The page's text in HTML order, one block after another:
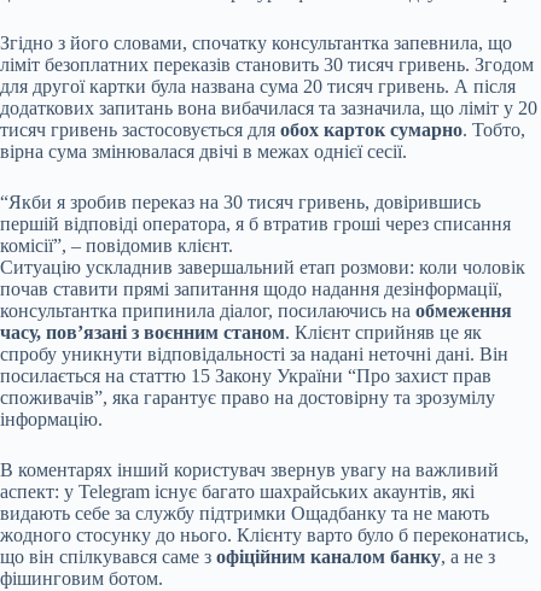
Згідно з його словами, спочатку консультантка запевнила, що
ліміт безоплатних переказів становить 30 тисяч гривень. Згодом
для другої картки була названа сума 20 тисяч гривень. А після
додаткових запитань вона вибачилася та зазначила, що ліміт у 20
тисяч гривень застосовується для обох карток сумарно. Тобто,
вірна сума змінювалася двічі в межах однієї сесії.
“Якби я зробив переказ на 30 тисяч гривень, довірившись
першій відповіді оператора, я б втратив гроші через списання
комісії”, – повідомив клієнт.
Ситуацію ускладнив завершальний етап розмови: коли чоловік
почав ставити прямі запитання щодо надання дезінформації,
консультантка припинила діалог, посилаючись на обмеження
часу, пов’язані з воєнним станом. Клієнт сприйняв це як
спробу уникнути відповідальності за надані неточні дані. Він
посилається на статтю 15 Закону України “Про захист прав
споживачів”, яка гарантує право на достовірну та зрозумілу
інформацію.
В коментарях інший користувач звернув увагу на важливий
аспект: у Telegram існує багато шахрайських акаунтів, які
видають себе за службу підтримки Ощадбанку та не мають
жодного стосунку до нього. Клієнту варто було б переконатись,
що він спілкувався саме з офіційним каналом банку, а не з
фішинговим ботом.